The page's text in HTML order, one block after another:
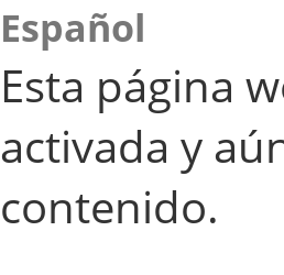
Español
Esta página
activada y
contenido.